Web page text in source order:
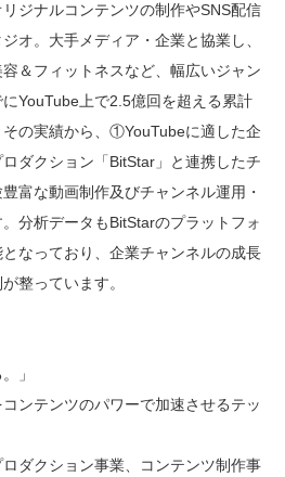
ジナルコンテンツの制作やSNS配信
オ。大手メディア・企業と協業し、
＆フィットネスなど、幅広いジャン
YouTube上で2.5億回を超える累計
の実績から、①YouTubeに適した企
ダクション「BitStar」と連携したチ
富な動画制作及びチャンネル運用・
分析データもBitStarのプラットフォ
なっており、企業チャンネルの成長
整っています。
」
ンテンツのパワーで加速させるテッ
ダクション事業、コンテンツ制作事